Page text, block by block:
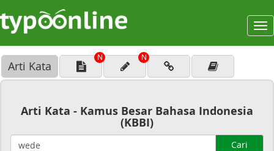
Arti Kata
N N
Arti Kata - Kamus Besar Bahasa Indonesia
(KBBI)
Cari